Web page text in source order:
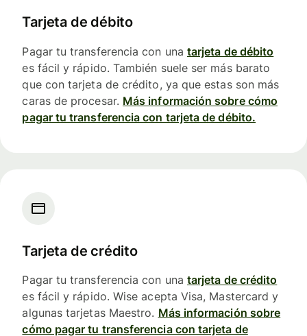
Tarjeta de débito
Pagar tu transferencia con una tarjeta de débito
es fácil y rápido. También suele ser más barato
que con tarjeta de crédito, ya que estas son más
caras de procesar. Más información sobre cómo
pagar tu transferencia con tarjeta de débito.
Tarjeta de crédito
Pagar tu transferencia con una tarjeta de crédito
es fácil y rápido. Wise acepta Visa, Mastercard y
algunas tarjetas Maestro. Más información sobre
cómo pagar tu transferencia con tarjeta de